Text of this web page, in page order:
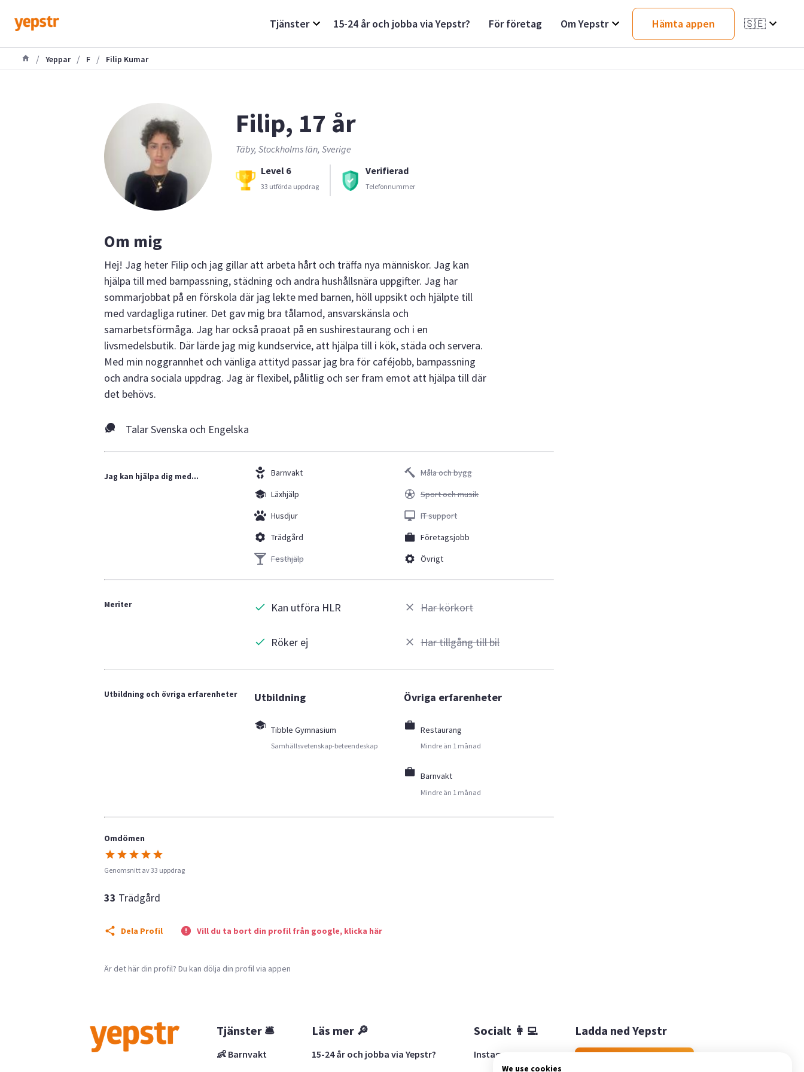
Tjänster 15-24 år och jobba via Yepstr? För företag Om Yepstr Hämta appen 🇸🇪
/ Yeppar / F / Filip Kumar
Filip, 17 år
Täby, Stockholms län, Sverige
Level 6
33 utförda uppdrag
Verifierad
Telefonnummer
Om mig
Hej! Jag heter Filip och jag gillar att arbeta hårt och träffa nya människor. Jag kan
hjälpa till med barnpassning, städning och andra hushållsnära uppgifter. Jag har
sommarjobbat på en förskola där jag lekte med barnen, höll uppsikt och hjälpte till
med vardagliga rutiner. Det gav mig bra tålamod, ansvarskänsla och
samarbetsförmåga. Jag har också praoat på en sushirestaurang och i en
livsmedelsbutik. Där lärde jag mig kundservice, att hjälpa till i kök, städa och servera.
Med min noggrannhet och vänliga attityd passar jag bra för caféjobb, barnpassning
och andra sociala uppdrag. Jag är flexibel, pålitlig och ser fram emot att hjälpa till där
det behövs.
Talar Svenska och Engelska
Jag kan hjälpa dig med...
Barnvakt
Läxhjälp
Husdjur
Trädgård
Festhjälp
Måla och bygg
Sport och musik
IT support
Företagsjobb
Övrigt
Meriter Kan utföra HLR
Röker ej
Har körkort
Har tillgång till bil
Utbildning och övriga erfarenheter Utbildning
Tibble Gymnasium
Samhällsvetenskap-beteendeskap
Övriga erfarenheter
Restaurang
Mindre än 1 månad
Barnvakt
Mindre än 1 månad
Omdömen
Genomsnitt av 33 uppdrag
33 Trädgård
Dela Profil Vill du ta bort din profil från google, klicka här
Är det här din profil? Du kan dölja din profil via appen
Tjänster 🛎
👶 Barnvakt
Läs mer 🔎
15-24 år och jobba via Yepstr?
Socialt 👩‍💻
Instagram
Ladda ned Yepstr
We use cookies